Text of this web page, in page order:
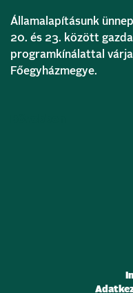
Államalapításunk
20. és 23. között
programkínálattal
Főegyházmegye.